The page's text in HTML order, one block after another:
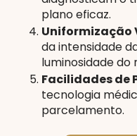
plano eficaz.
Uniformização
da intensidade
luminosidade do
Facilidades de
tecnologia
parcelamento.